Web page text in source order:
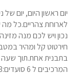
יום ראשון היום, יום
לארוחת צהריים.כל
נכון ויש לכם מנה
חירטוט קל ומהיר
בתבנית אחת.תוך שעה
המרכיבים ל 6 סועדים:3 כרעיים שלמים…